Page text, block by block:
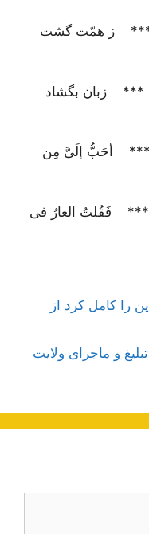
*** ز همّت گشت
*** زبان بگشاد
*** أحَبُّ إلَیَّ مِن
فَقُلتُ العارُ فی
را کامل کرد از
و ماجرای ولایت